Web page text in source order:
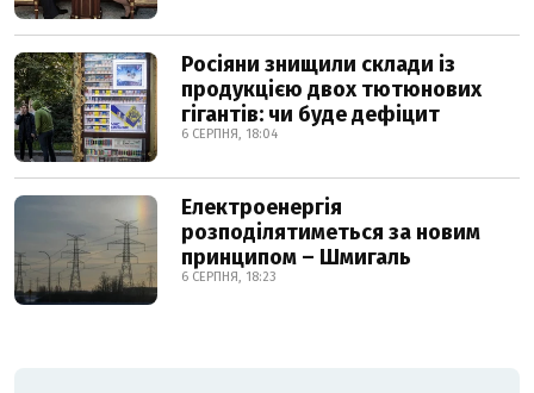
Росіяни знищили склади із
продукцією двох тютюнових
гігантів: чи буде дефіцит
6 СЕРПНЯ, 18:04
Електроенергія
розподілятиметься за новим
принципом – Шмигаль
6 СЕРПНЯ, 18:23